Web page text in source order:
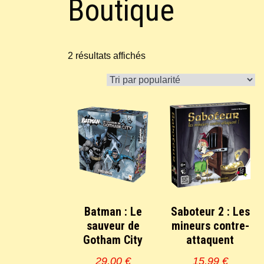
Boutique
2 résultats affichésTrié
par
popularité
Batman : Le
sauveur de
Gotham City
29,00 €
Saboteur 2 : Les
mineurs contre-
attaquent
15,99 €